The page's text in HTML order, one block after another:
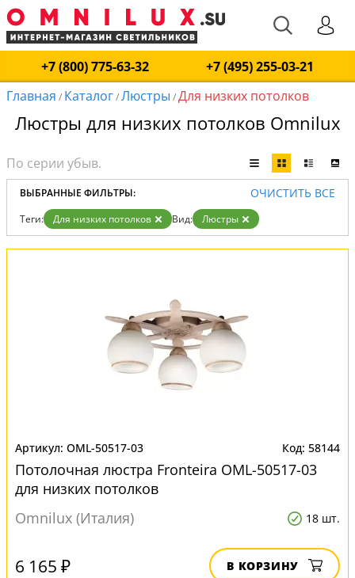
+7 (800) 775-63-32
+7 (495) 255-03-21
Главная / Каталог/Люстры /Для низких потолков
Люстры для низких потолков Omnilux
ВЫБРАННЫЕ ФИЛЬТРЫ: ОЧИСТИТЬ ВСЕ
Теги: Для низких потолков Вид: Люстры
OML-50517-03 58144
Потолочная люстра Fronteira OML-50517-03
для низких потолков
Omnilux (Италия)
18 шт.
6 165 ₽ В КОРЗИНУ